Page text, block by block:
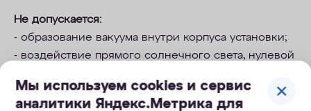
Не допускается:
- образование вакуума внутри корпуса установки;
- воздействие прямого солнечного света, нулевой
- расположение в непосредственной близости от
Мы используем cookies и сервис
аналитики Яндекс.Метрика для